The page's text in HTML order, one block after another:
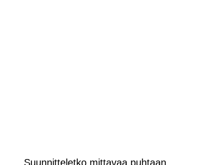
Suunnitteletko mittavaa puhtaan